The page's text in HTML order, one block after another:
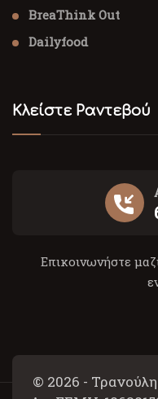
BreaThink Out
Dailyfood
Κλείστε Ραντεβού
Επικοινωνήστε
© 2026 -